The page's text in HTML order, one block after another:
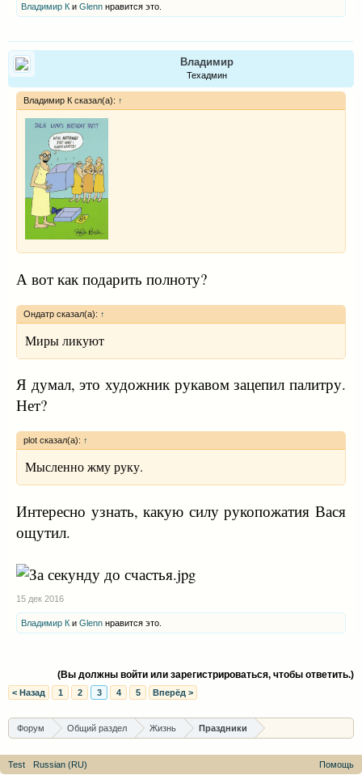
Владимир К и Glenn нравится это.
Владимир
Техадмин
Владимир К сказал(а): ↑
А вот как подарить полноту?
Ондатр сказал(а): ↑
Миры ликуют
Я думал, это художник рукавом зацепил палитру.
Нет?
plot сказал(а): ↑
Мысленно жму руку.
Интересно узнать, какую силу рукопожатия Вася
ощутил.
15 дек 2016
Владимир К и Glenn нравится это.
(Вы должны войти или зарегистрироваться, чтобы ответить.)
< Назад 1 2 3 4 5 Вперёд >
Форум Общий раздел Жизнь Праздники
Test Russian (RU) Помощь